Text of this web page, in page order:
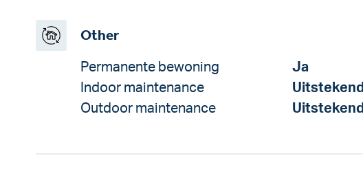
Other
Permanente bewoning
Ja
Indoor maintenance
Uitstekend
Outdoor maintenance
Uitstekend